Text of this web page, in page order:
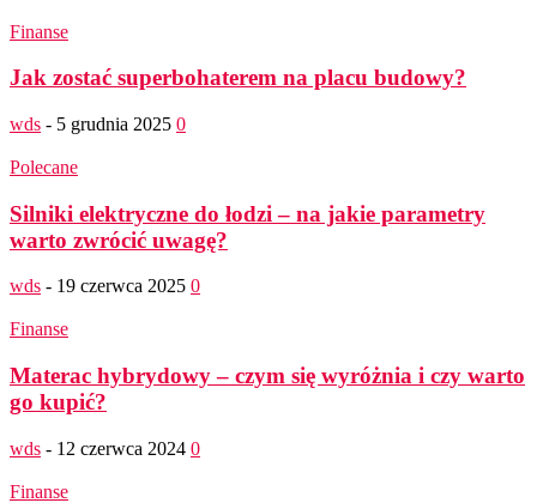
Finanse
Jak zostać superbohaterem na placu budowy?
wds - 5 grudnia 2025 0
Polecane
Silniki elektryczne do łodzi – na jakie parametry
warto zwrócić uwagę?
wds - 19 czerwca 2025 0
Finanse
Materac hybrydowy – czym się wyróżnia i czy warto
go kupić?
wds - 12 czerwca 2024 0
Finanse